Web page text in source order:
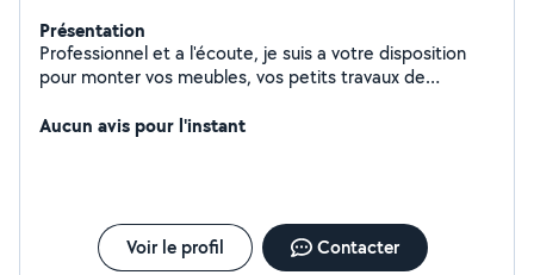
Présentation
Professionnel et a l'écoute, je suis a votre disposition
pour monter vos meubles, vos petits travaux de
N'hésitez pas à me contacter.
Aucun avis pour l'instant
Voir le profil Contacter